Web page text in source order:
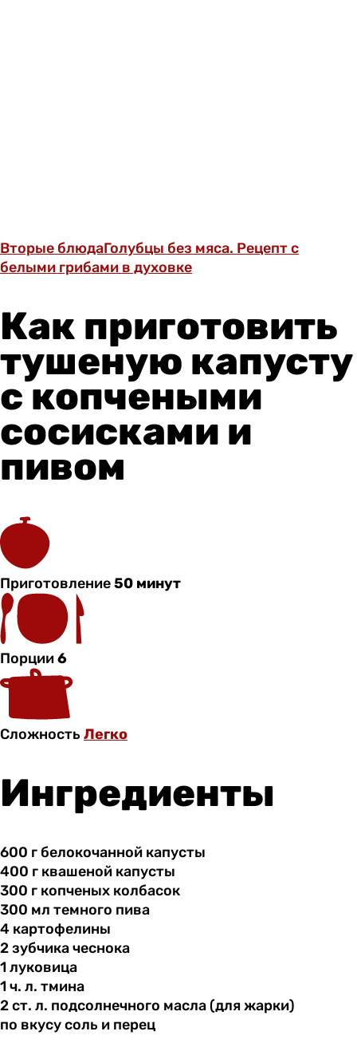
Вторые блюдаГолубцы без мяса. Рецепт с
белыми грибами в духовке
Как приготовить
тушеную капусту
с копчеными
сосисками и
пивом
Приготовление50 минут
Порции6
Сложность Легко
Ингредиенты
600 г белокочанной капусты
400 г квашеной капусты
300 г копченых колбасок
300 мл темного пива
4 картофелины
2 зубчикачеснока
1 луковица
1 ч. л. тмина
2 ст. л. подсолнечного масла (для жарки)
по вкусусоль и перец